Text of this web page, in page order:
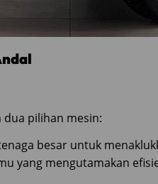
pilihan mesin:
besar untuk
yang mengutamakan